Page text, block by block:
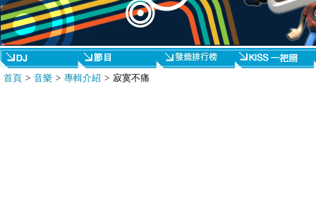
首頁 > 音樂 > 專輯介紹 > 寂寞不痛